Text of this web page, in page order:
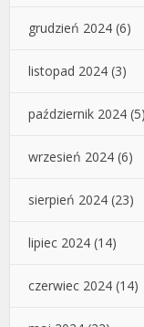
grudzień 2024 (6)
listopad 2024 (3)
październik 2024 (5)
wrzesień 2024 (6)
sierpień 2024 (23)
lipiec 2024 (14)
czerwiec 2024 (14)